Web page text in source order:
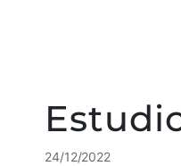
24/12/2022